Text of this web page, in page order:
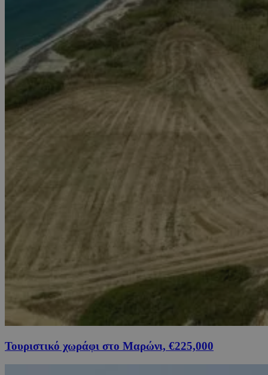
Τουριστικό χωράφι στο Μαρώνι, €225,000